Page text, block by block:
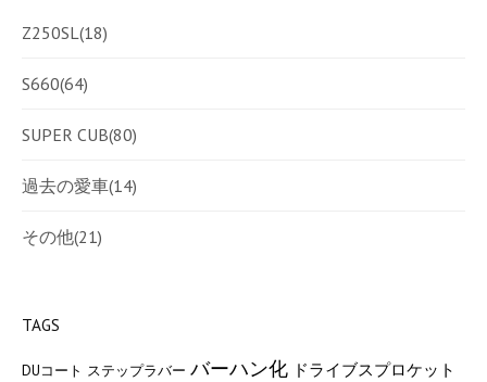
Z250SL(18)
S660(64)
SUPER CUB(80)
過去の愛車(14)
その他(21)
TAGS
DUコート ステップラバー バーハン化 ドライブスプロケット